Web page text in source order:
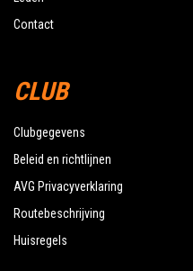
Contact
CLUB
Clubgegevens
Beleid en richtlijnen
AVG Privacyverklaring
Routebeschrijving
Huisregels